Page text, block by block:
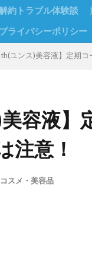
約トラブル体験談
プライバシーポリシー
ユンス)美容液】定期
美容液
注意！
コスメ・美容品